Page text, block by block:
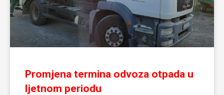
Promjena termina odvoza otpada u
ljetnom periodu